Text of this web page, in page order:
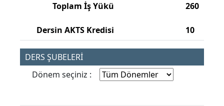
Toplam İş Yükü
Dersin AKTS Kredisi
260
10
DERS ŞUBELERİ
Dönem seçiniz :